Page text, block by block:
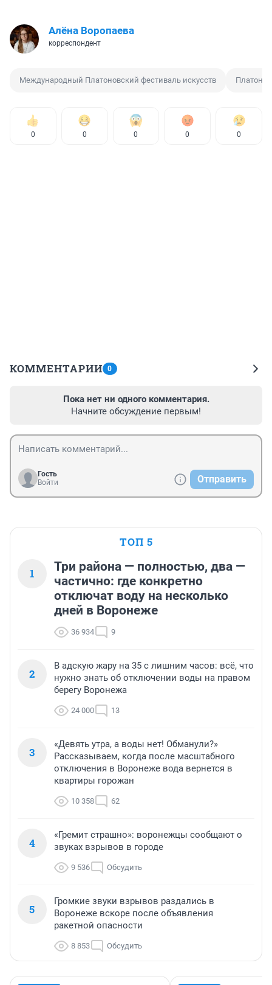
Алёна Воропаева
корреспондент
Международный Платоновский фестиваль искусств
0 0 0 0 0
КОММЕНТАРИИ 0
Пока нет ни одного комментария.
Начните обсуждение первым!
Гость
Войти
Отправить
ТОП 5
1
Три района — полностью, два —
частично: где конкретно
отключат воду на несколько
дней в Воронеже
36 934 9
2
В адскую жару на 35 с лишним часов: всё, что
нужно знать об отключении воды на правом
берегу Воронежа
24 000 13
3
«Девять утра, а воды нет! Обманули?»
Рассказываем, когда после масштабного
отключения в Воронеже вода вернется в
квартиры горожан
10 358 62
4
«Гремит страшно»: воронежцы сообщают о
звуках взрывов в городе
9 536 Обсудить
5
Громкие звуки взрывов раздались в
Воронеже вскоре после объявления
ракетной опасности
8 853 Обсудить